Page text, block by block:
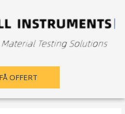
FÅ OFFERT